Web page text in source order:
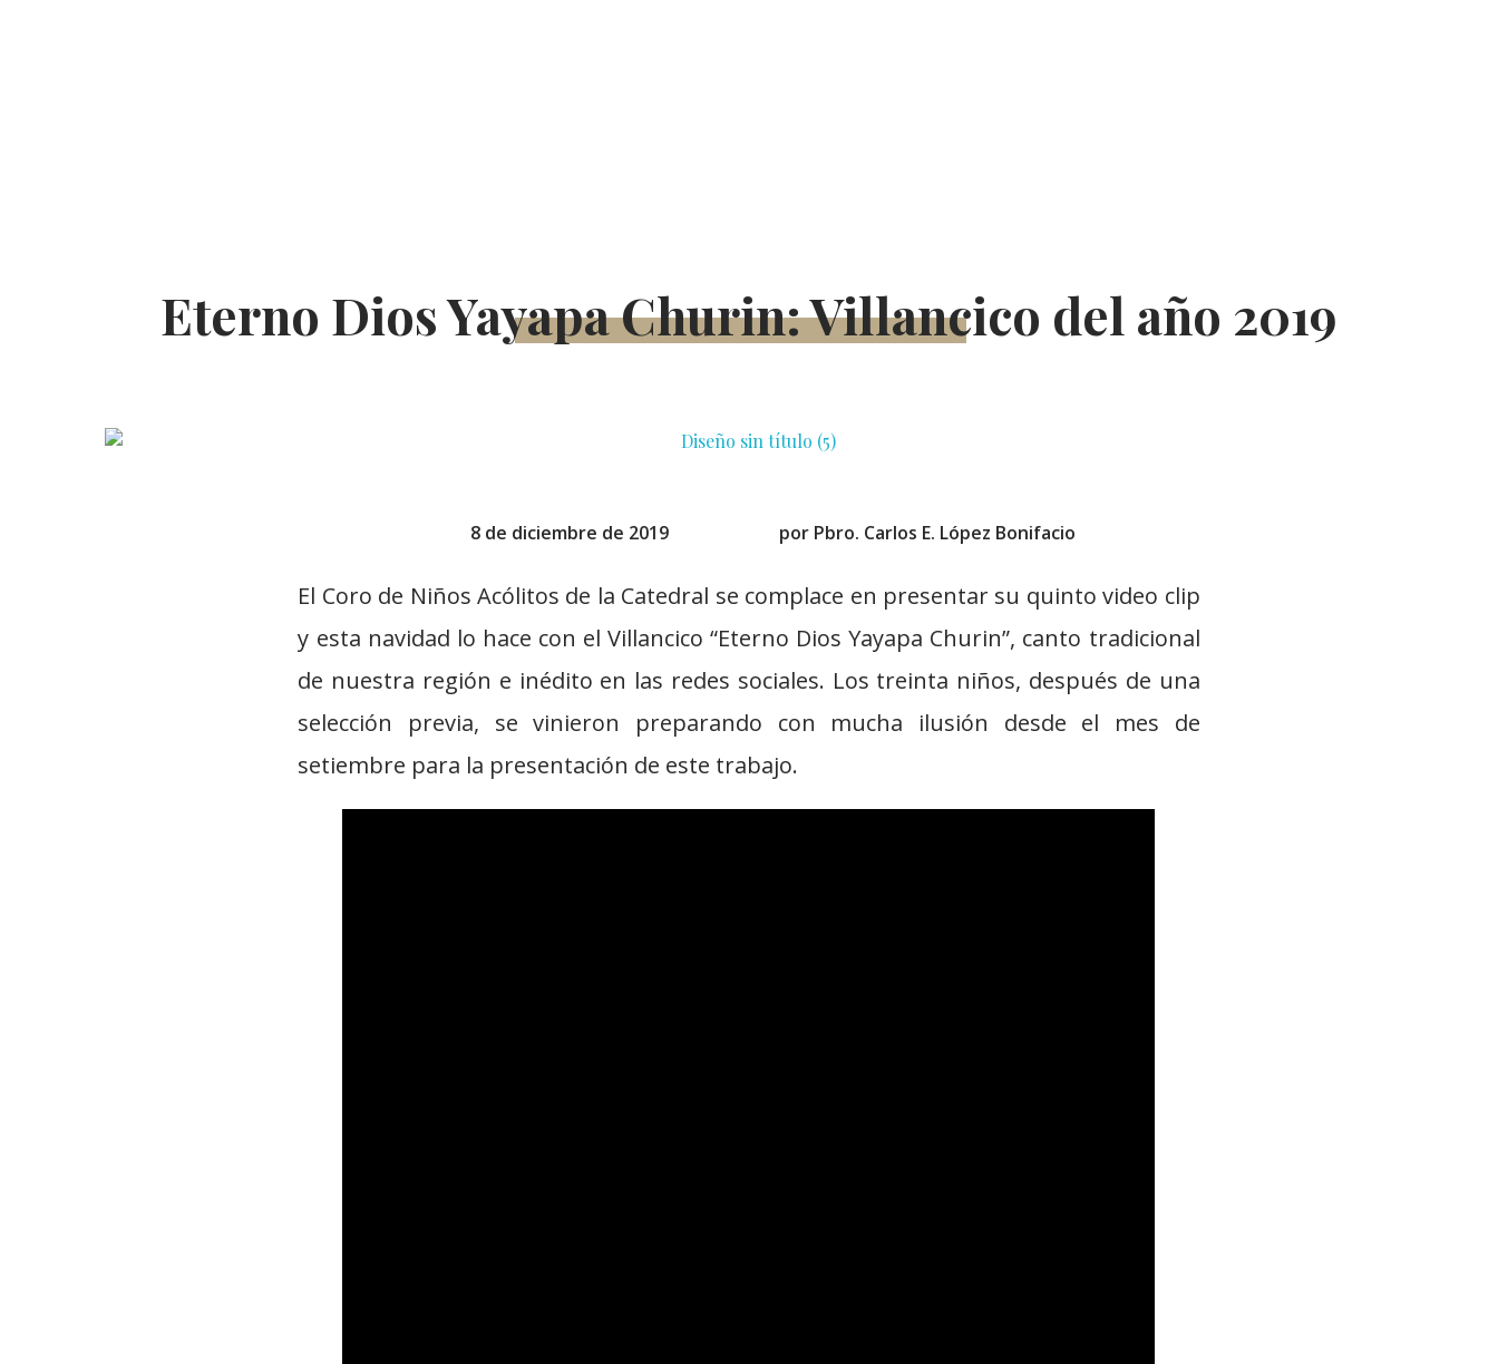
Eterno Dios Yayapa Churin: Villancico del año 2019
8 de diciembre de 2019 por Pbro. Carlos E. López Bonifacio
El Coro de Niños Acólitos de la Catedral se complace en presentar su quinto video clip
y esta navidad lo hace con el Villancico “Eterno Dios Yayapa Churin”, canto tradicional
de nuestra región e inédito en las redes sociales. Los treinta niños, después de una
selección previa, se vinieron preparando con mucha ilusión desde el mes de
setiembre para la presentación de este trabajo.